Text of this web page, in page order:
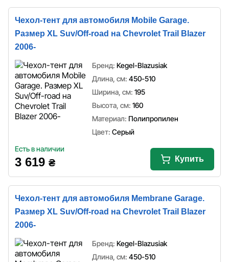
Чехол-тент для автомобиля Mobile Garage.
Размер XL Suv/Off-road на Chevrolet Trail Blazer
2006-
Бренд: Kegel-Blazusiak
Длина, см: 450-510
Ширина, см: 195
Высота, см: 160
Материал: Полипропилен
Цвет: Серый
Есть в наличии
3 619 ₴ Купить
Чехол-тент для автомобиля Membrane Garage.
Размер XL Suv/Off-road на Chevrolet Trail Blazer
2006-
Бренд: Kegel-Blazusiak
Длина, см: 450-510